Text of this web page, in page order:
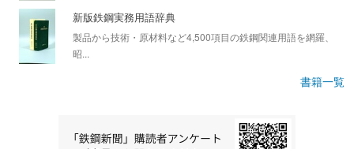
新版鉄鋼実務用語辞典
製品から技術・原材料など4,500項目の鉄鋼関連用語を網羅、
昭...
書籍一覧